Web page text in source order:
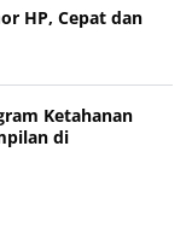
HP, Cepat dan
Ketahanan
di